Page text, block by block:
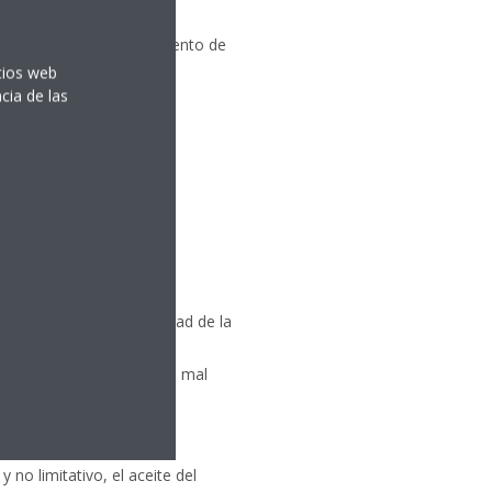
por el mal funcionamiento de
del fabricante.
producto, cuando la
y/o mala calidad de la
obstrucción,
provocando daños o mal
no limitativo, el aceite del
web
de las